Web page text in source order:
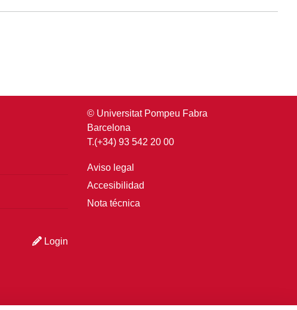
Login
© Universitat Pompeu Fabra
Barcelona
T.(+34) 93 542 20 00
Aviso legal
Accesibilidad
Nota técnica